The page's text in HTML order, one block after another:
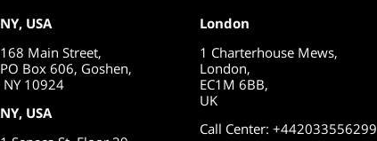
London
1 Charterhouse Mews,
London,
EC1M 6BB,
UK
Call Center: +442033556299
NY, USA
168 Main Street,
PO Box 606, Goshen,
NY 10924
NY, USA